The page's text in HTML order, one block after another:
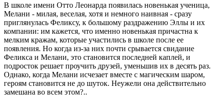
В школе имени Отто Леонарда появилась новенькая ученица,
Мелани - милая, веселая, хотя и немного наивная - сразу
приглянулась Феликсу, к большому раздражению Эллы и их
компании: им кажется, что именно новенькая причастна к
мелким кражам, которые участились в школе после ее
появления. Но когда из-за них почти срывается свидание
Феликса и Мелани, это становится последней каплей, и
подросток решает проучить друзей, уменьшив их в десять раз.
Однако, когда Мелани исчезает вместе с магическим шаром,
героям становится не до шуток. Неужели она действительно
замешана во всем этом?..